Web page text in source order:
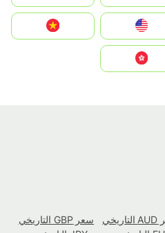
United States
Vietnam
سعر GBP التاريخي